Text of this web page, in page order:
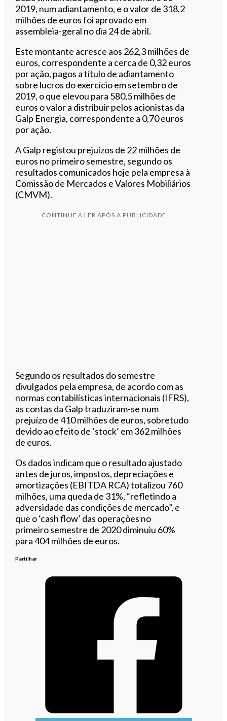
2019, num adiantamento, e o valor de 318,2
milhões de euros foi aprovado em
assembleia-geral no dia 24 de abril.
Este montante acresce aos 262,3 milhões de
euros, correspondente a cerca de 0,32 euros
por ação, pagos a título de adiantamento
sobre lucros do exercício em setembro de
2019, o que elevou para 580,5 milhões de
euros o valor a distribuir pelos acionistas da
Galp Energia, correspondente a 0,70 euros
por ação.
A Galp registou prejuízos de 22 milhões de
euros no primeiro semestre, segundo os
resultados comunicados hoje pela empresa à
Comissão de Mercados e Valores Mobiliários
(CMVM).
CONTINUE A LER APÓS A PUBLICIDADE
Segundo os resultados do semestre
divulgados pela empresa, de acordo com as
normas contabilísticas internacionais (IFRS),
as contas da Galp traduziram-se num
prejuízo de 410 milhões de euros, sobretudo
devido ao efeito de ‘stock’ em 362 milhões
de euros.
Os dados indicam que o resultado ajustado
antes de juros, impostos, depreciações e
amortizações (EBITDA RCA) totalizou 760
milhões, uma queda de 31%, “refletindo a
adversidade das condições de mercado”, e
que o ‘cash flow’ das operações no
primeiro semestre de 2020 diminuiu 60%
para 404 milhões de euros.
Partilhar